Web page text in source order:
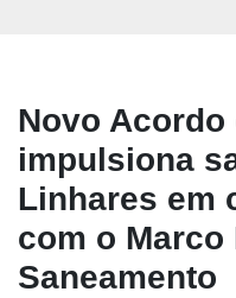
Novo Acordo
impulsiona
Linhares em
com o Marco
Saneamento